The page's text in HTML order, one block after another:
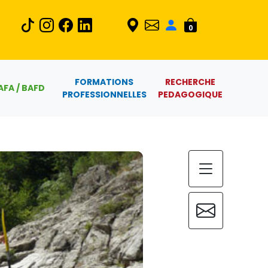
0
/ BAFD
FORMATIONS
PROFESSIONNELLES
RECHERCHE
PEDAGOGIQUE